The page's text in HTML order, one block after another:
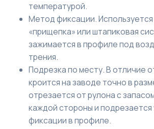
температурой.
Метод фиксации.
«прищепка» или штапиковая
зажимается в профиле под
трения.
Подрезка по месту. В отличие
кроится на заводе точно в
отрезается от рулона с
каждой стороны и
фиксации в профиле.